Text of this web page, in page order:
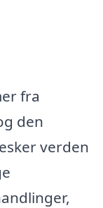
fra
den
verden